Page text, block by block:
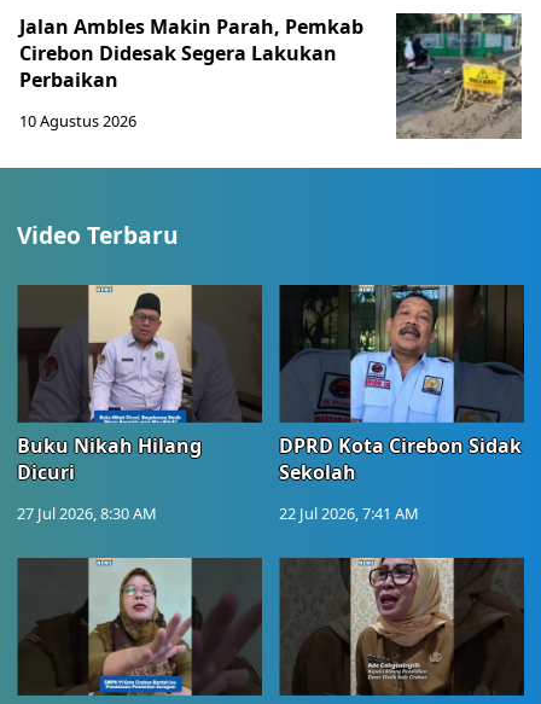
Jalan Ambles Makin Parah, Pemkab
Cirebon Didesak Segera Lakukan
Perbaikan
10 Agustus 2026
Video Terbaru
Buku Nikah Hilang
Dicuri
27 Jul 2026, 8:30 AM
DPRD Kota Cirebon Sidak
Sekolah
22 Jul 2026, 7:41 AM